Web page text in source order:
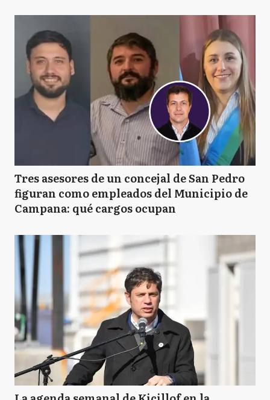
Tres asesores de un concejal de San Pedro
figuran como empleados del Municipio de
Campana: qué cargos ocupan